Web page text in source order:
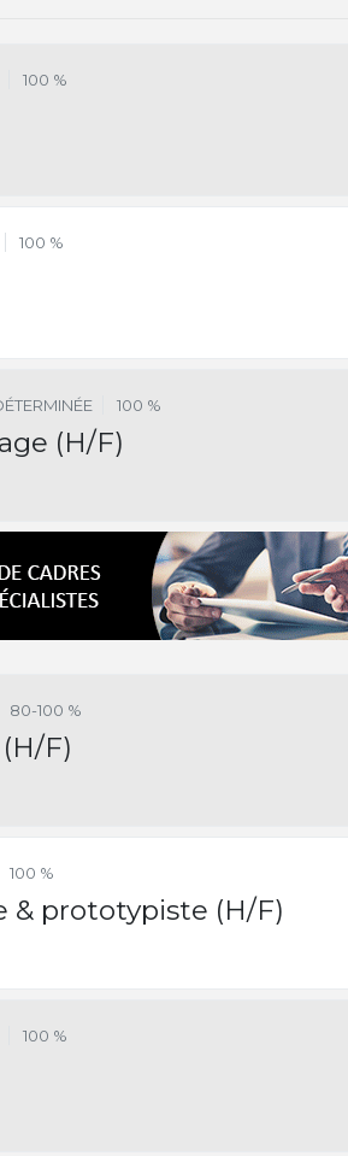
100 %
100 %
100 %
(H/F)
80-100 %
F)
100 %
& prototypiste (H/F)
100 %